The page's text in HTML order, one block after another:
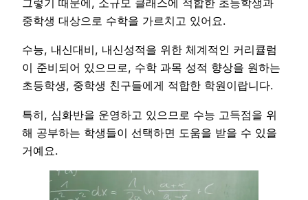
그렇기 때문에, 소규모 클래스에 적합한 초등학생과
중학생 대상으로 수학을 가르치고 있어요.
수능, 내신대비, 내신성적을 위한 체계적인 커리큘럼
이 준비되어 있으므로, 수학 과목 성적 향상을 원하는
초등학생, 중학생 친구들에게 적합한 학원이랍니다.
특히, 심화반을 운영하고 있으므로 수능 고득점을 위
해 공부하는 학생들이 선택하면 도움을 받을 수 있을
거예요.